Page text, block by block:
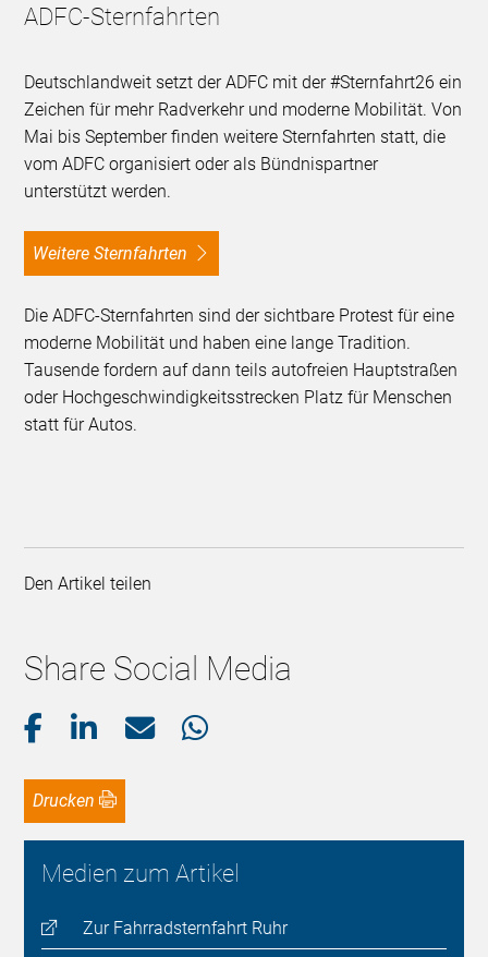
ADFC-Sternfahrten
Deutschlandweit setzt der ADFC mit der #Sternfahrt26 ein
Zeichen für mehr Radverkehr und moderne Mobilität. Von
Mai bis September finden weitere Sternfahrten statt, die
vom ADFC organisiert oder als Bündnispartner
unterstützt werden.
Weitere Sternfahrten
Die ADFC-Sternfahrten sind der sichtbare Protest für eine
moderne Mobilität und haben eine lange Tradition.
Tausende fordern auf dann teils autofreien Hauptstraßen
oder Hochgeschwindigkeitsstrecken Platz für Menschen
statt für Autos.
Den Artikel teilen
Share Social Media
Drucken
Medien zum Artikel
Zur Fahrradsternfahrt Ruhr